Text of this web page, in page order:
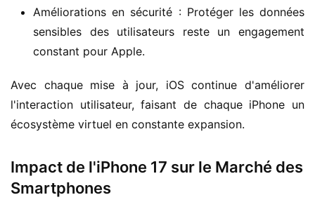
Améliorations en sécurité : Protéger les données
sensibles des utilisateurs reste un engagement
constant pour Apple.
Avec chaque mise à jour, iOS continue d'améliorer
l'interaction utilisateur, faisant de chaque iPhone un
écosystème virtuel en constante expansion.
Impact de l'iPhone 17 sur le Marché des
Smartphones